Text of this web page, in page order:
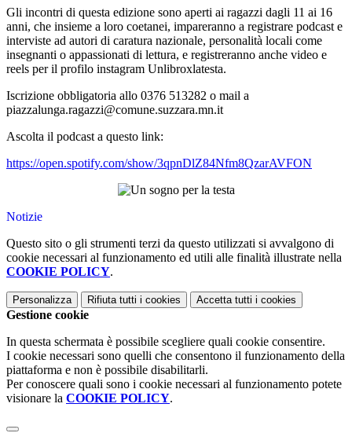
Gli incontri di questa edizione sono aperti ai ragazzi dagli 11 ai 16
anni, che insieme a loro coetanei, impareranno a registrare podcast e
interviste ad autori di caratura nazionale, personalità locali come
insegnanti o appassionati di lettura, e registreranno anche video e
reels per il profilo instagram Unlibroxlatesta.
Iscrizione obbligatoria allo 0376 513282 o mail a
piazzalunga.ragazzi@comune.suzzara.mn.it
Ascolta il podcast a questo link:
https://open.spotify.com/show/3qpnDlZ84Nfm8QzarAVFON
Notizie
Questo sito o gli strumenti terzi da questo utilizzati si avvalgono di
cookie necessari al funzionamento ed utili alle finalità illustrate nella
COOKIE POLICY.
Personalizza Rifiuta tutti i cookies Accetta tutti i cookies
Gestione cookie
In questa schermata è possibile scegliere quali cookie consentire.
I cookie necessari sono quelli che consentono il funzionamento della
piattaforma e non è possibile disabilitarli.
Per conoscere quali sono i cookie necessari al funzionamento potete
visionare la COOKIE POLICY.